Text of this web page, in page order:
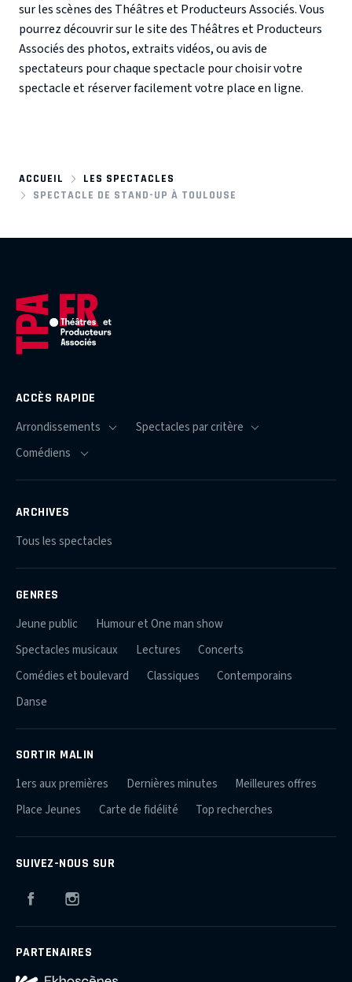
sur les scènes des Théâtres et Producteurs Associés. Vous
pourrez découvrir sur le site des Théâtres et Producteurs
Associés des photos, extraits vidéos, ou avis de
spectateurs pour chaque spectacle pour choisir votre
spectacle et réserver facilement votre place en ligne.
ACCUEIL
LES SPECTACLES
SPECTACLE DE STAND-UP À TOULOUSE
ACCÈS RAPIDE
ARCHIVES
Tous les spectacles
GENRES
Jeune public
Humour et One man show
Spectacles musicaux
Lectures
Concerts
Comédies et boulevard
Classiques
Contemporains
Danse
SORTIR MALIN
1ers aux premières Dernières minutes
Meilleures offres
Place Jeunes
Carte de fidélité Top recherches
SUIVEZ-NOUS SUR
Facebook
PARTENAIRES